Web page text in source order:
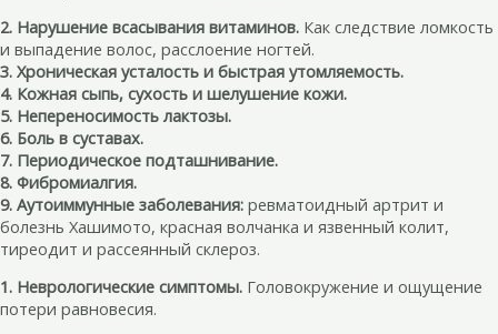
2. Нарушение всасывания витаминов. Как следствие ломкость
и выпадение волос, расслоение ногтей.
3. Хроническая усталость и быстрая утомляемость.
4. Кожная сыпь, сухость и шелушение кожи.
5. Непереносимость лактозы.
6. Боль в суставах.
7. Периодическое подташнивание.
8. Фибромиалгия.
9. Аутоиммунные заболевания: ревматоидный артрит и
болезнь Хашимото, красная волчанка и язвенный колит,
тиреодит и рассеянный склероз.
1. Неврологические симптомы. Головокружение и ощущение
потери равновесия.